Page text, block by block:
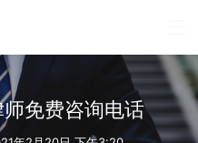
免费咨询电话